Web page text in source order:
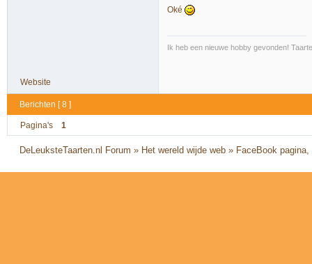
Oké
Ik heb een nieuwe hobby gevonden!
Website
Berichten [ 8 ]
Pagina's 1
DeLeuksteTaarten.nl Forum » Het wereld wijde web » FaceBook